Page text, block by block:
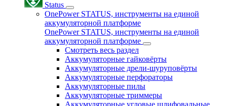
Status
OnePower STATUS, инструменты на единой
аккумуляторной платформе
OnePower STATUS, инструменты на единой
аккумуляторной платформе
Смотреть весь раздел
Аккумуляторные гайковёрты
Аккумуляторные дрели-шуруповёрты
Аккумуляторные перфораторы
Аккумуляторные пилы
Аккумуляторные триммеры
Аккумуляторные угловые шлифовальные